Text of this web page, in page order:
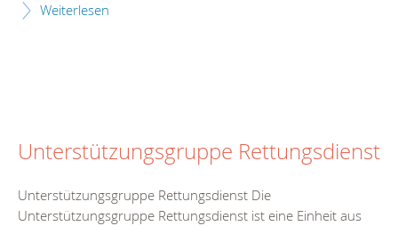
Weiterlesen
Unterstützungsgruppe Rettungsdienst
Unterstützungsgruppe Rettungsdienst Die
Unterstützungsgruppe Rettungsdienst ist eine Einheit aus